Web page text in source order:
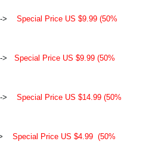
-> Special Price US $9.99 (50%
-> Special Price US $9.99 (50%
-> Special Price US $14.99 (50%
Special Price US $4.99 (50%